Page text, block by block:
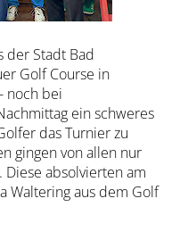
der Stadt Bad
Golf Course in
noch bei
ein schweres
das Turnier zu
gingen von allen nur
absolvierten am
Waltering aus dem Golf